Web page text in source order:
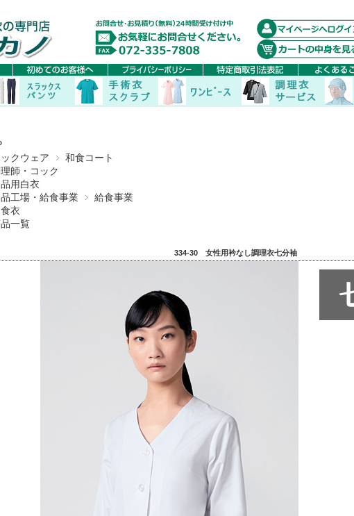
クウェア
和食コート
師・コック
用白衣
工場・給食事業
給食事業
衣
一覧
334-30 女性用衿なし調理衣七分袖